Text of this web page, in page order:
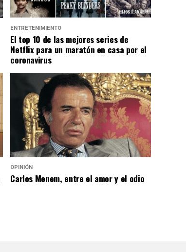
ENTRETENIMIENTO
El top 10 de las mejores series de
Netflix para un maratón en casa por el
coronavirus
OPINIÓN
Carlos Menem, entre el amor y el odio